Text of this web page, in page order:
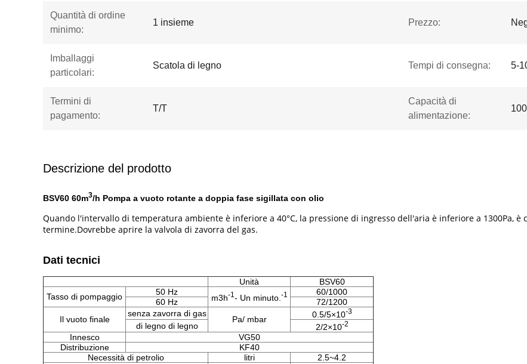
Quantità di ordine
minimo:
1 insieme Prezzo:
Imballaggi
particolari:
Scatola di legno Tempi di consegna: 5-
Termini di
pagamento:
T/T
Capacità di
alimentazione:
Descrizione del prodotto
BSV60 60m3/h Pompa a vuoto rotante a doppia fase sigillata con olio
Quando l'intervallo di temperatura ambiente è inferiore a 40°C, la pressione di ingresso dell'aria è inferiore a 1300Pa,
termine.Dovrebbe aprire la valvola di zavorra del gas.
Dati tecnici
Unità
BSV60
Tasso di pompaggio
50 Hz
m3h-1 - Un minuto. -1
60/1000
60 Hz
72/1200
Il vuoto finale
senza zavorra di gas
Pa/ mbar
0.5/5×10-3
di legno di legno 2/2×10-2
Innesco
VG50
Distribuzione
KF40
Necessità di petrolio
litri
2.5~4.2